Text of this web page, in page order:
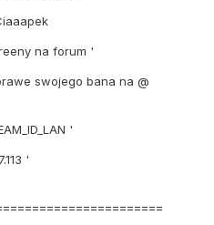
na forum '
swojego bana na @
'
'